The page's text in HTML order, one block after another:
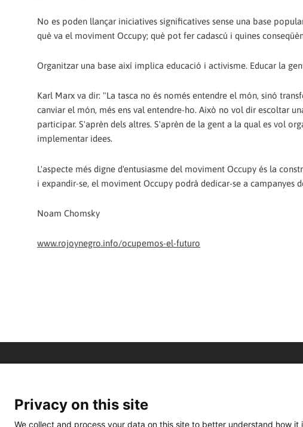
No es poden llançar iniciatives significatives sense una base
què va el moviment Occupy; què pot fer cadascú i quines
Organitzar una base així implica educació i activisme. Educar la
Karl Marx va dir: "La tasca no és només entendre el món, sinó
canviar el món, més ens val entendre-ho. Això no vol dir escoltar
participar. S'aprèn dels altres. S'aprèn de la gent a la qual es vol
implementar idees.
L'aspecte més digne d'entusiasme del moviment Occupy és la
i expandir-se, el moviment Occupy podrà dedicar-se a campanyes
Noam Chomsky
www.rojoynegro.info/ocupemos-el-futuro
Privacy on this site
We collect and process your data on this site to better understand how